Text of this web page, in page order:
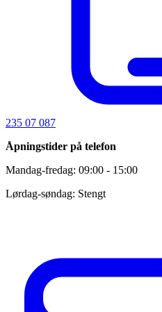
235 07 087
Åpningstider på telefon
Mandag-fredag: 09:00 - 15:00
Lørdag-søndag: Stengt